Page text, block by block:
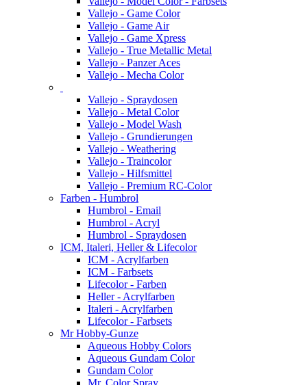
Vallejo - Game Color
Vallejo - Game Air
Vallejo - Game Xpress
Vallejo - True Metallic Metal
Vallejo - Panzer Aces
Vallejo - Mecha Color
Vallejo - Spraydosen
Vallejo - Metal Color
Vallejo - Model Wash
Vallejo - Grundierungen
Vallejo - Weathering
Vallejo - Traincolor
Vallejo - Hilfsmittel
Vallejo - Premium RC-Color
Farben - Humbrol
Humbrol - Email
Humbrol - Acryl
Humbrol - Spraydosen
ICM, Italeri, Heller & Lifecolor
ICM - Acrylfarben
ICM - Farbsets
Lifecolor - Farben
Heller - Acrylfarben
Italeri - Acrylfarben
Lifecolor - Farbsets
Mr Hobby-Gunze
Aqueous Hobby Colors
Aqueous Gundam Color
Gundam Color
Mr. Color Spray